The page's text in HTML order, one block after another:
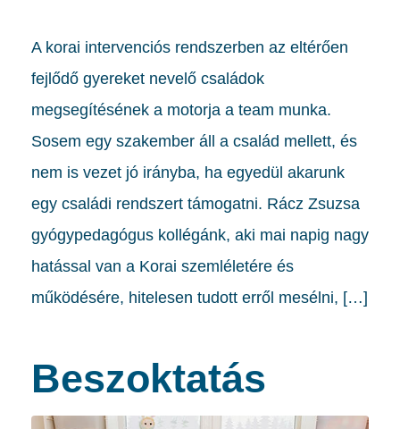
A korai intervenciós rendszerben az eltérően
fejlődő gyereket nevelő családok
megsegítésének a motorja a team munka.
Sosem egy szakember áll a család mellett, és
nem is vezet jó irányba, ha egyedül akarunk
egy családi rendszert támogatni. Rácz Zsuzsa
gyógypedagógus kollégánk, aki mai napig nagy
hatással van a Korai szemléletére és
működésére, hitelesen tudott erről mesélni, […]
Beszoktatás